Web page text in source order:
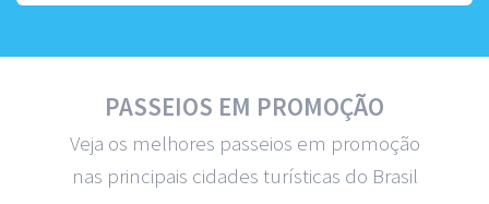
PASSEIOS EM PROMOÇÃO
Veja os melhores passeios em promoção
nas principais cidades turísticas do Brasil